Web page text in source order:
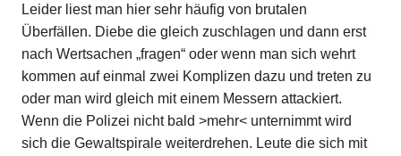
Leider liest man hier sehr häufig von brutalen
Überfällen. Diebe die gleich zuschlagen und dann erst
nach Wertsachen „fragen“ oder wenn man sich wehrt
kommen auf einmal zwei Komplizen dazu und treten zu
oder man wird gleich mit einem Messern attackiert.
Wenn die Polizei nicht bald >mehr< unternimmt wird
sich die Gewaltspirale weiterdrehen. Leute die sich mit